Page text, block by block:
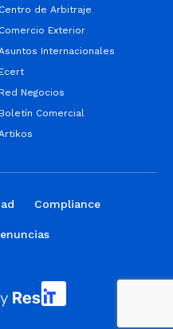
Centro de Arbitraje
Comercio Exterior
Internacionales
Ecert
Red Negocios
Boletín Comercial
Compliance